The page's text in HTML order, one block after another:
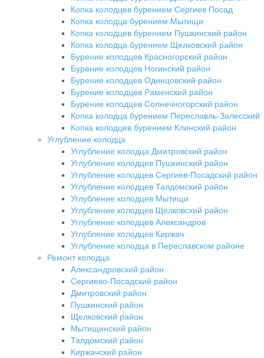
Копка колодцев бурением Сергиев Посад
Копка колодца бурением Мытищи
Копка колодцев бурением Пушкинский район
Копка колодца бурением Щелковский район
Бурение колодцев Красногорский район
Бурение колодцев Ногинский район
Бурение колодцев Одинцовский район
Бурение колодцев Раменский район
Бурение колодцев Солнечногорский район
Копка колодца бурением Переславль-Залесский
Копка колодцев бурением Клинский район
Углубление колодца
Углубление колодца Дмитровский район
Углубление колодцев Пушкинский район
Углубление колодцев Сергиев-Посадский район
Углубление колодцев Талдомский район
Углубление колодцев Мытищи
Углубление колодцев Щелковский район
Углубление колодцев Александров
Углубление колодцев Киржач
Углубление колодца в Переславском районе
Ремонт колодца
Александровский район
Сергиево-Посадский район
Дмитровский район
Пушкинский район
Щелковский район
Мытищинский район
Талдомский район
Киржачский район